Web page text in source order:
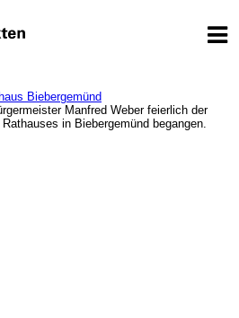
Biebergemünd
Manfred Weber feierlich der
in Biebergemünd begangen.